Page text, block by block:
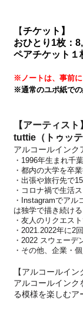
【チケット】
おひとり1枚：
ペアチケット１
※ノートは、事前に
※通常のユポ紙で
【アーティスト
tuttie（トゥッテ
アルコールインク
・1996年生まれ千
・都内の大学を卒
・出張や旅行先で
・コロナ禍で生活
・Instagramでア
は独学で描き続ける
・友人のリクエス
・2021.2022年に2
・2022 スウェー
・その他、企業・
【アルコールイン
アルコールインク
る模様を楽しむア